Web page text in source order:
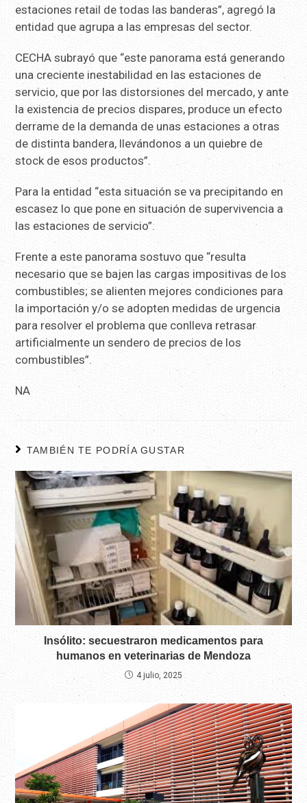
estaciones retail de todas las banderas”, agregó la
entidad que agrupa a las empresas del sector.
CECHA subrayó que “este panorama está generando
una creciente inestabilidad en las estaciones de
servicio, que por las distorsiones del mercado, y ante
la existencia de precios dispares, produce un efecto
derrame de la demanda de unas estaciones a otras
de distinta bandera, llevándonos a un quiebre de
stock de esos productos”.
Para la entidad “esta situación se va precipitando en
escasez lo que pone en situación de supervivencia a
las estaciones de servicio”.
Frente a este panorama sostuvo que “resulta
necesario que se bajen las cargas impositivas de los
combustibles; se alienten mejores condiciones para
la importación y/o se adopten medidas de urgencia
para resolver el problema que conlleva retrasar
artificialmente un sendero de precios de los
combustibles”.
NA
TAMBIÉN TE PODRÍA GUSTAR
Insólito: secuestraron medicamentos para
humanos en veterinarias de Mendoza
4 julio, 2025